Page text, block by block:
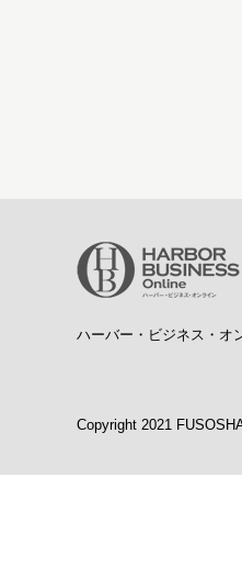
ハーバー・ビジネス・オ
Copyright 2021